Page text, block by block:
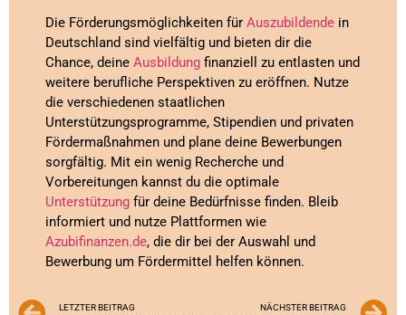
Die Förderungsmöglichkeiten für Auszubildende in
Deutschland sind vielfältig und bieten dir die
Chance, deine Ausbildung finanziell zu entlasten und
weitere berufliche Perspektiven zu eröffnen. Nutze
die verschiedenen staatlichen
Unterstützungsprogramme, Stipendien und privaten
Fördermaßnahmen und plane deine Bewerbungen
sorgfältig. Mit ein wenig Recherche und
Vorbereitungen kannst du die optimale
Unterstützung für deine Bedürfnisse finden. Bleib
informiert und nutze Plattformen wie
Azubifinanzen.de, die dir bei der Auswahl und
Bewerbung um Fördermittel helfen können.
LETZTER BEITRAG
NÄCHSTER BEITRAG